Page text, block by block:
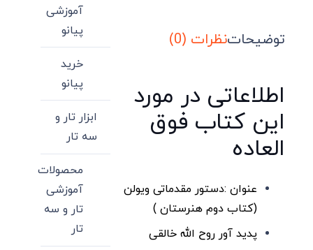
توضیحاتنظرات (0)
اطلاعاتی در مورد
این کتاب فوق
العاده
عنوان :دستور مقدماتی ویولن
(کتاب دوم هنرستان )
پدید آور روح الله خالقی
آموزشی
پیانو
خرید
پیانو
ابزار تار و
سه تار
محصولات
آموزشی
تار و سه
تار